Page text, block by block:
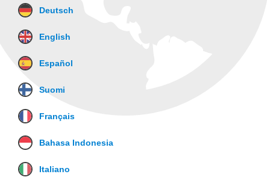
Deutsch
English
Español
Suomi
Français
Bahasa Indonesia
Italiano